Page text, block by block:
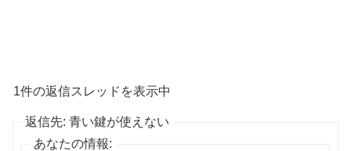
1件の返信スレッドを表示中
返信先: 青い鍵が使えない
あなたの情報: